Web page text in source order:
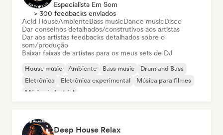
Especialista Em Som
> 300 feedbacks enviados
Acid HouseAmbienteBass musicDance musicDisco
Dar conselhos detalhados/construtivos aos artistas
Dar aos artistas feedbacks detalhados sobre o
som/produção
Baixar faixas de artistas para os meus sets de DJ
House music Ambiente Bass music
Drum and Bass
Eletrônica
Eletrônica experimental
Música para filmes
Música industrial
Deep House Relax